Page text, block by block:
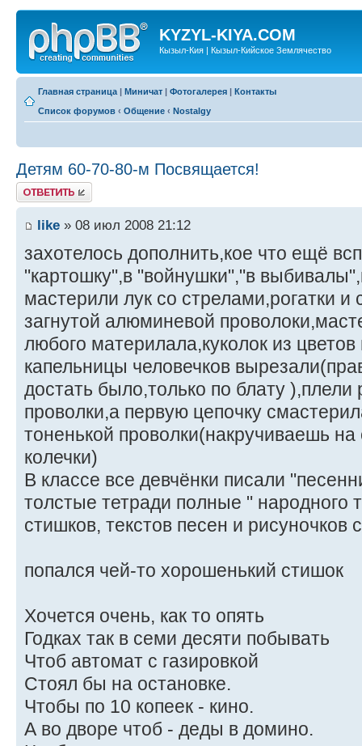
KYZYL-KIYA.COM
Кызыл-Кия | Кызыл-Кийское Землячество
Главная страница | Миничат | Фотогалерея | Контакты
Список форумов ‹ Общение ‹ Nostalgy
Детям 60-70-80-м Посвящается!
Ответить
like » 08 июл 2008 21:12
захотелось дополнить,кое что ещё
"картошку",в "войнушки","в
мастерили лук со стрелами,рогатки и
загнутой алюминевой
любого материлала,куколок из
капельницы человечков
достать было,только по блату ),плели
проволки,а первую цепочку
тоненькой проволки(накручиваешь
колечки)
В классе все девчёнки писали
толстые тетради полные " народного
стишков, текстов песен и рисуночков
попался чей-то хорошенький стишок
Хочется очень, как то опять
Годках так в семи десяти побывать
Чтоб автомат с газировкой
Стоял бы на остановке.
Чтобы по 10 копеек - кино.
А во дворе чтоб - деды в домино.